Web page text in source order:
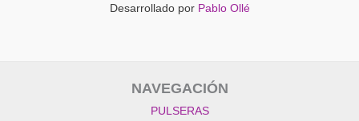
Desarrollado por Pablo Ollé
NAVEGACIÓN
PULSERAS